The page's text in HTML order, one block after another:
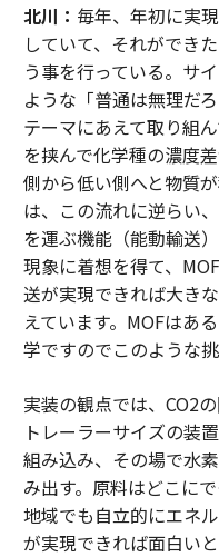
北川： 毎年、年初に実
していて、それができ
う事を行っている。サ
ような「普通は無理だ
テーマにあえて取り組
を挟んで化学種の濃度
側から低い側へと物質
は、この流れに逆らい
を運ぶ機能（能動輸送
現象に着想を得て、
送が実現できれば大き
えています。MOFはあ
学ですのでこのような
実装の観点では、CO2
トレーラーサイズの装
組み込み、その場で水
み出す。原料はどこに
地域でも自立的にエネ
が実現できれば面白いと